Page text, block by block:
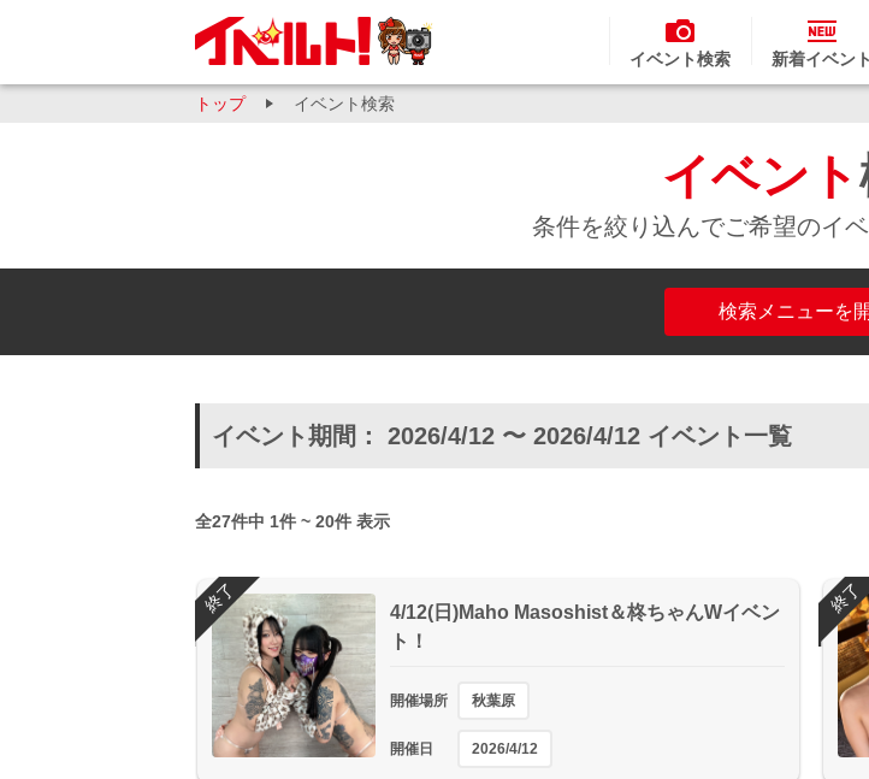
イベント検索 新着イベント
トップ イベント検索
イベント
条件を絞り込んでご希望のイ
検索メニューを
イベント期間： 2026/4/12 〜 2026/4/12 イベント一覧
全27件中 1件 ~ 20件 表示
4/12(日)Maho Masoshist＆柊ちゃんWイベン
ト！
開催場所 秋葉原
開催日 2026/4/12
終了 終了